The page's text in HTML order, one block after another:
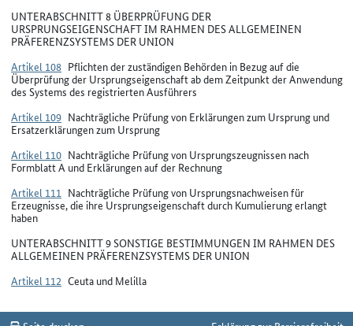
UNTERABSCHNITT 8 ÜBERPRÜFUNG DER
URSPRUNGSEIGENSCHAFT IM RAHMEN DES ALLGEMEINEN
PRÄFERENZSYSTEMS DER UNION
Artikel 108 Pflichten der zuständigen Behörden in Bezug auf die
Überprüfung der Ursprungseigenschaft ab dem Zeitpunkt der Anwendung
des Systems des registrierten Ausführers
Artikel 109 Nachträgliche Prüfung von Erklärungen zum Ursprung und
Ersatzerklärungen zum Ursprung
Artikel 110 Nachträgliche Prüfung von Ursprungszeugnissen nach
Formblatt A und Erklärungen auf der Rechnung
Artikel 111 Nachträgliche Prüfung von Ursprungsnachweisen für
Erzeugnisse, die ihre Ursprungseigenschaft durch Kumulierung erlangt
haben
UNTERABSCHNITT 9 SONSTIGE BESTIMMUNGEN IM RAHMEN DES
ALLGEMEINEN PRÄFERENZSYSTEMS DER UNION
Artikel 112 Ceuta und Melilla